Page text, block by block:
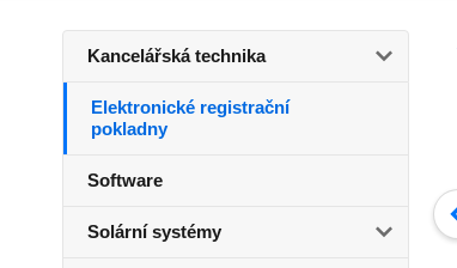
Kancelářská technika
Elektronické registrační
pokladny
Software
Solární systémy